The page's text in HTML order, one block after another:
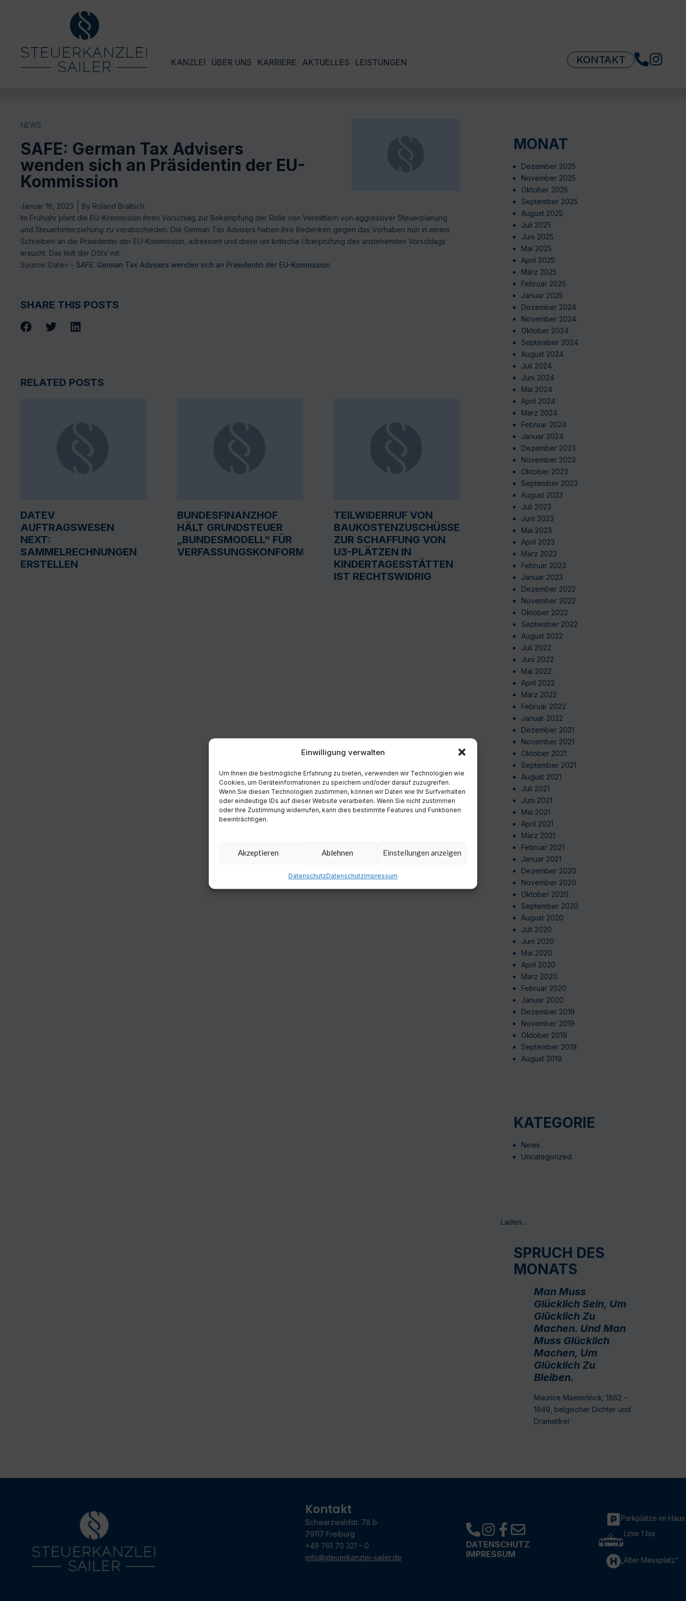
Einwilligung verwalten
Um Ihnen die bestmögliche Erfahrung zu bieten, verwenden wir Technologien wie
Cookies, um Geräteinformationen zu speichern und/oder darauf zuzugreifen.
Wenn Sie diesen Technologien zustimmen, können wir Daten wie Ihr Surfverhalten
oder eindeutige IDs auf dieser Website verarbeiten. Wenn Sie nicht zustimmen
oder Ihre Zustimmung widerrufen, kann dies bestimmte Features und Funktionen
beeinträchtigen.
Akzeptieren Ablehnen Einstellungen anzeigen
DatenschutzDatenschutzImpressum
KANZLEI ÜBER UNS KARRIERE AKTUELLES LEISTUNGEN KONTAKT
NEWS
SAFE: German Tax Advisers
wenden sich an Präsidentin der EU-
Kommission
Januar 16, 2023 By Roland Braitsch
Im Frühjahr plant die EU-Kommission ihren Vorschlag zur Bekämpfung der Rolle von Vermittlern von aggressiver Steuerplanung
und Steuerhinterziehung zu verabschieden. Die German Tax Advisers haben ihre Bedenken gegen das Vorhaben nun in einem
Schreiben an die Präsidentin der EU-Kommission, adressiert und diese um kritische Überprüfung des anstehenden Vorschlags
ersucht. Das teilt der DStV mit.
Source: Datev – SAFE: German Tax Advisers wenden sich an Präsidentin der EU-Kommission
SHARE THIS POSTS
RELATED POSTS
DATEV
AUFTRAGSWESEN
NEXT:
SAMMELRECHNUNGEN
ERSTELLEN
BUNDESFINANZHOF
HÄLT GRUNDSTEUER
„BUNDESMODELL“ FÜR
VERFASSUNGSKONFORM
TEILWIDERRUF VON
BAUKOSTENZUSCHÜSSEN
ZUR SCHAFFUNG VON
U3-PLÄTZEN IN
KINDERTAGESSTÄTTEN
IST RECHTSWIDRIG
MONAT
Dezember 2025
November 2025
Oktober 2025
September 2025
August 2025
Juli 2025
Juni 2025
Mai 2025
April 2025
März 2025
Februar 2025
Januar 2025
Dezember 2024
November 2024
Oktober 2024
September 2024
August 2024
Juli 2024
Juni 2024
Mai 2024
April 2024
März 2024
Februar 2024
Januar 2024
Dezember 2023
November 2023
Oktober 2023
September 2023
August 2023
Juli 2023
Juni 2023
Mai 2023
April 2023
März 2023
Februar 2023
Januar 2023
Dezember 2022
November 2022
Oktober 2022
September 2022
August 2022
Juli 2022
Juni 2022
Mai 2022
April 2022
März 2022
Februar 2022
Januar 2022
Dezember 2021
November 2021
Oktober 2021
September 2021
August 2021
Juli 2021
Juni 2021
Mai 2021
April 2021
März 2021
Februar 2021
Januar 2021
Dezember 2020
November 2020
Oktober 2020
September 2020
August 2020
Juli 2020
Juni 2020
Mai 2020
April 2020
März 2020
Februar 2020
Januar 2020
Dezember 2019
November 2019
Oktober 2019
September 2019
August 2019
KATEGORIE
News
Uncategorized
Laden...
SPRUCH DES
MONATS
Man Muss
Glücklich Sein, Um
Glücklich Zu
Machen. Und Man
Muss Glücklich
Machen, Um
Glücklich Zu
Bleiben.
Maurice Maeterlinck; 1862 –
1949, belgischer Dichter und
Dramatiker
Kontakt
Schwarzwaldstr. 78 b
79117 Freiburg
+49 761 70 321 – 0
info@steuerkanzlei-sailer.de
DATENSCHUTZ
IMPRESSUM
Parkplätze im Haus
Linie 1 bis
„Alter Messplatz“